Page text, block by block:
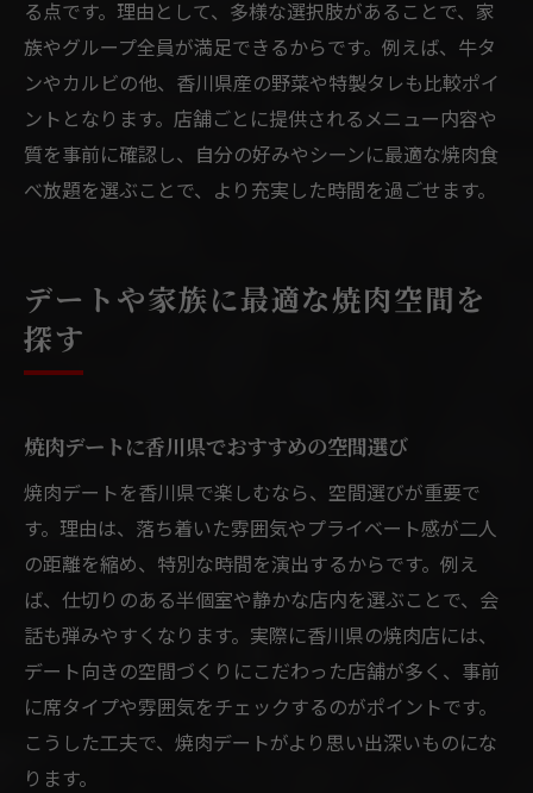
る点です。理由として、多様な選択肢があることで、家
族やグループ全員が満足できるからです。例えば、牛タ
ンやカルビの他、香川県産の野菜や特製タレも比較ポイ
ントとなります。店舗ごとに提供されるメニュー内容や
質を事前に確認し、自分の好みやシーンに最適な焼肉食
べ放題を選ぶことで、より充実した時間を過ごせます。
デートや家族に最適な焼肉空間を
探す
焼肉デートに香川県でおすすめの空間選び
焼肉デートを香川県で楽しむなら、空間選びが重要で
す。理由は、落ち着いた雰囲気やプライベート感が二人
の距離を縮め、特別な時間を演出するからです。例え
ば、仕切りのある半個室や静かな店内を選ぶことで、会
話も弾みやすくなります。実際に香川県の焼肉店には、
デート向きの空間づくりにこだわった店舗が多く、事前
に席タイプや雰囲気をチェックするのがポイントです。
こうした工夫で、焼肉デートがより思い出深いものにな
ります。